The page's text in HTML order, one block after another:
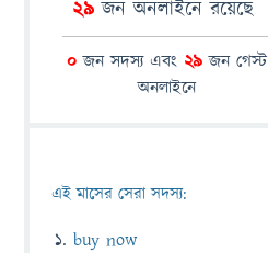
29জন অনলাইনে রয়েছে
0 জন সদস্য এবং 29 জন গেস্ট
অনলাইনে
এই মাসের সেরা সদস্য:
buy now